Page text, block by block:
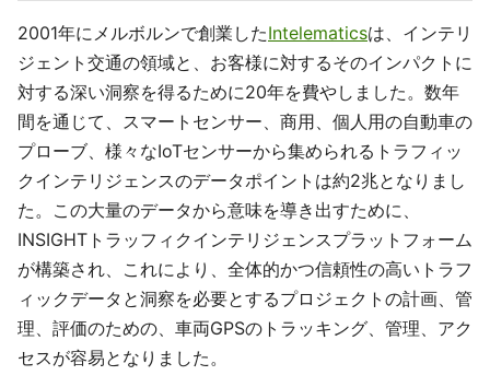
2001年にメルボルンで創業したIntelematicsは、インテリ
ジェント交通の領域と、お客様に対するそのインパクトに
対する深い洞察を得るために20年を費やしました。数年
間を通じて、スマートセンサー、商用、個人用の自動車の
プローブ、様々なIoTセンサーから集められるトラフィッ
クインテリジェンスのデータポイントは約2兆となりまし
た。この大量のデータから意味を導き出すために、
INSIGHTトラッフィクインテリジェンスプラットフォーム
が構築され、これにより、全体的かつ信頼性の高いトラフ
ィックデータと洞察を必要とするプロジェクトの計画、管
理、評価のための、車両GPSのトラッキング、管理、アク
セスが容易となりました。